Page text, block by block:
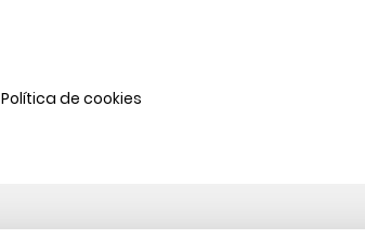
Política de cookies